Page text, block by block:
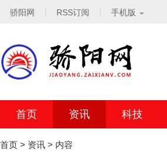
骄阳网 RSS订阅 手机版
首页 资讯 科技
首页 > 资讯 > 内容